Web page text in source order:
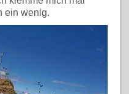
ein wenig.